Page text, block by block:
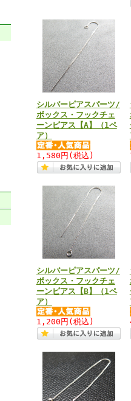
シルバーピアスパーツ/
ボックス・フックチェ
ーンピアス【A】（1ペ
ア）
1,580円 (税込)
シルバーピアスパーツ/
ボックス・フックチェ
ーンピアス【B】（1ペ
ア）
1,200円 (税込)